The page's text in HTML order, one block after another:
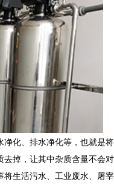
净化、排水净化等，也就是将
掉，让其中杂质含量不会对
将生活污水、工业废水、屠宰